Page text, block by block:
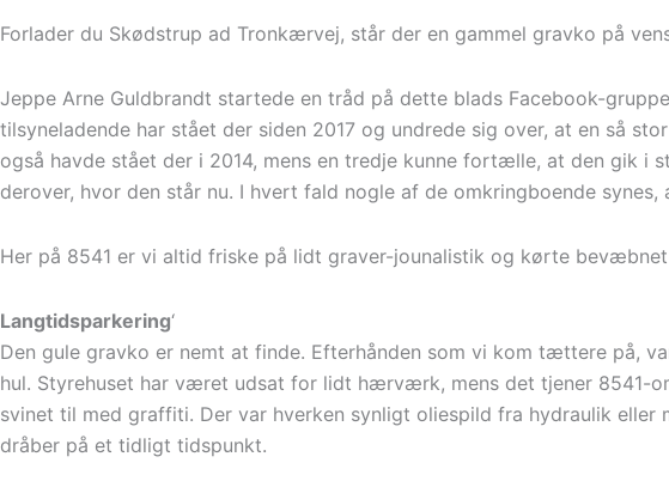
Forlader du Skødstrup ad Tronkærvej, står der en gammel gravko på
Jeppe Arne Guldbrandt startede en tråd på dette blads Facebook-
tilsyneladende har stået der siden 2017 og undrede sig over, at en så
også havde stået der i 2014, mens en tredje kunne fortælle, at den gik i
derover, hvor den står nu. I hvert fald nogle af de omkringboende
Her på 8541 er vi altid friske på lidt graver-jounalistik og kørte
Langtidsparkering‘
Den gule gravko er nemt at finde. Efterhånden som vi kom tættere på,
hul. Styrehuset har været udsat for lidt hærværk, mens det tjener
svinet til med graffiti. Der var hverken synligt oliespild fra hydraulik eller
dråber på et tidligt tidspunkt.